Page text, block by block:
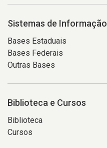
Sistemas de Informação
Bases Estaduais
Bases Federais
Outras Bases
Biblioteca e Cursos
Biblioteca
Cursos